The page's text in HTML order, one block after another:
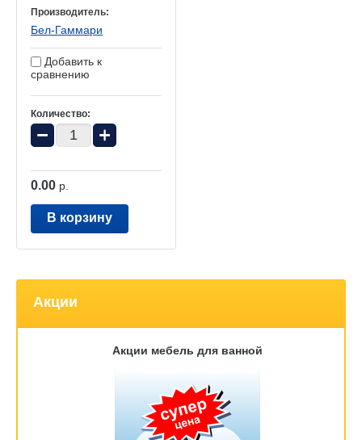
Производитель:
Бел-Гаммари
Добавить к
сравнению
Количество:
− +
0.00 р.
В корзину
Акции
Акции мебель для ванной